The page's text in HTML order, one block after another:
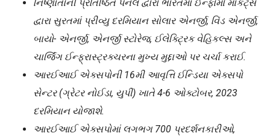
નિષ્ણાતોની પ્રતિષ્ઠિત પેનલ દ્વારા ભારતમાં ઈન્ફોર્મા માર્કેટ્સ
દ્વારા સુરતમાં પ્રીવ્યુ દરમિયાન સોલાર એનર્જી, વિંડ એનર્જી,
બાયો- એનર્જી, એનર્જી સ્ટોરેજ, ઈલેક્ટ્રિક વેહિકલ્સ અને
ચાર્જિંગ ઈન્ફ્રાસ્ટ્રક્ચરના મુખ્ય મુદ્દાઓ પર ચર્ચા કરાઈ.
આરઈઆઈ એક્સપોની 16મી આવૃત્તિ ઈન્ડિયા એક્સપો
સેન્ટર (ગ્રેટર નોઈડા, યુપી) ખાતે 4-6 ઓક્ટોબર, 2023
દરમિયાન યોજાશે.
આરઈઆઈ એક્સપોમાં લગભગ 700 પ્રદર્શનકારીઓ,